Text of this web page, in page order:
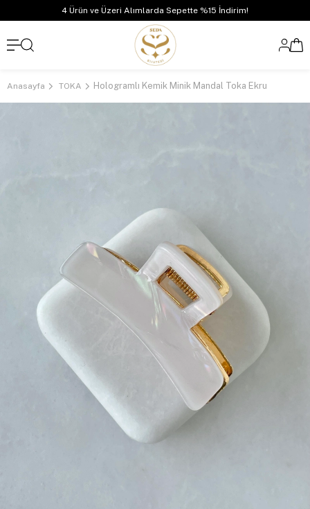
4 Ürün ve Üzeri Alımlarda Sepette %15 İndirim!
Anasayfa TOKA Hologramlı Kemik Minik Mandal Toka Ekru